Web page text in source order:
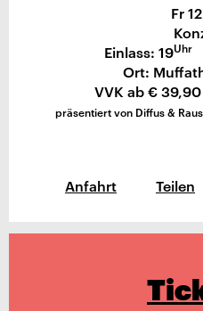
Fr
Einlass: 19Uhr
Ort:
VVK ab €
präsentiert von Diffus &
Anfahrt Teilen